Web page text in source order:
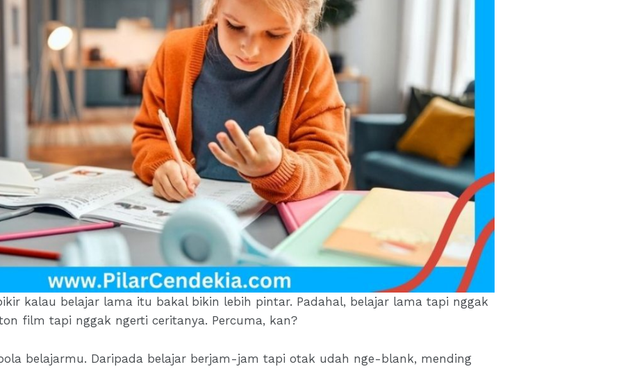
kalau belajar lama itu bakal bikin lebih pintar. Padahal, belajar lama tapi nggak
film tapi nggak ngerti ceritanya. Percuma, kan?
belajarmu. Daripada belajar berjam-jam tapi otak udah nge-blank, mending